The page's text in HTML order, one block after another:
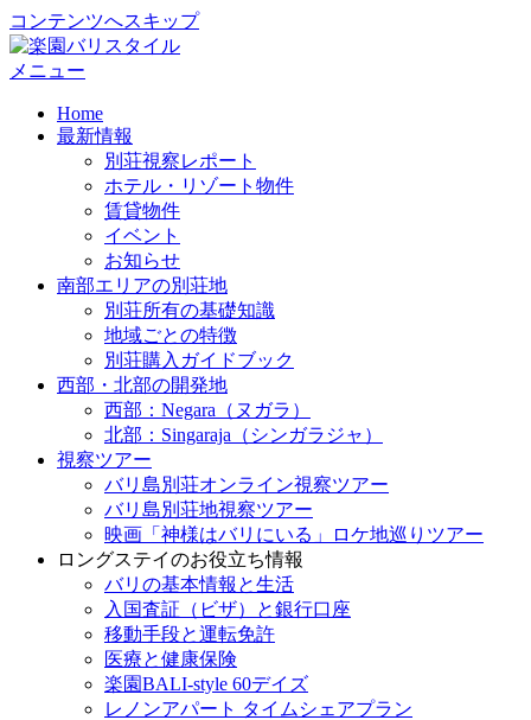
コンテンツへスキップ
メニュー
Home
最新情報
別荘視察レポート
ホテル・リゾート物件
賃貸物件
イベント
お知らせ
南部エリアの別荘地
別荘所有の基礎知識
地域ごとの特徴
別荘購入ガイドブック
西部・北部の開発地
西部：Negara（ヌガラ）
北部：Singaraja（シンガラジャ）
視察ツアー
バリ島別荘オンライン視察ツアー
バリ島別荘地視察ツアー
映画「神様はバリにいる」ロケ地巡りツアー
ロングステイのお役立ち情報
バリの基本情報と生活
入国査証（ビザ）と銀行口座
移動手段と運転免許
医療と健康保険
楽園BALI-style 60デイズ
レノンアパート タイムシェアプラン